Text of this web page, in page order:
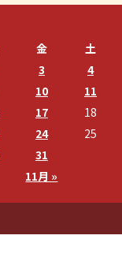
金 土
11月 »
3
4
10
11
17
18
24
25
31